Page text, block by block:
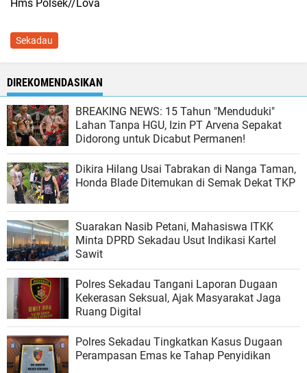
Hms Polsek//Lova
Sekadau
DIREKOMENDASIKAN
BREAKING NEWS: 15 Tahun "Menduduki"
Lahan Tanpa HGU, Izin PT Arvena Sepakat
Didorong untuk Dicabut Permanen!
Dikira Hilang Usai Tabrakan di Nanga Taman,
Honda Blade Ditemukan di Semak Dekat TKP
​Suarakan Nasib Petani, Mahasiswa ITKK
Minta DPRD Sekadau Usut Indikasi Kartel
Sawit
Polres Sekadau Tangani Laporan Dugaan
Kekerasan Seksual, Ajak Masyarakat Jaga
Ruang Digital
Polres Sekadau Tingkatkan Kasus Dugaan
Perampasan Emas ke Tahap Penyidikan